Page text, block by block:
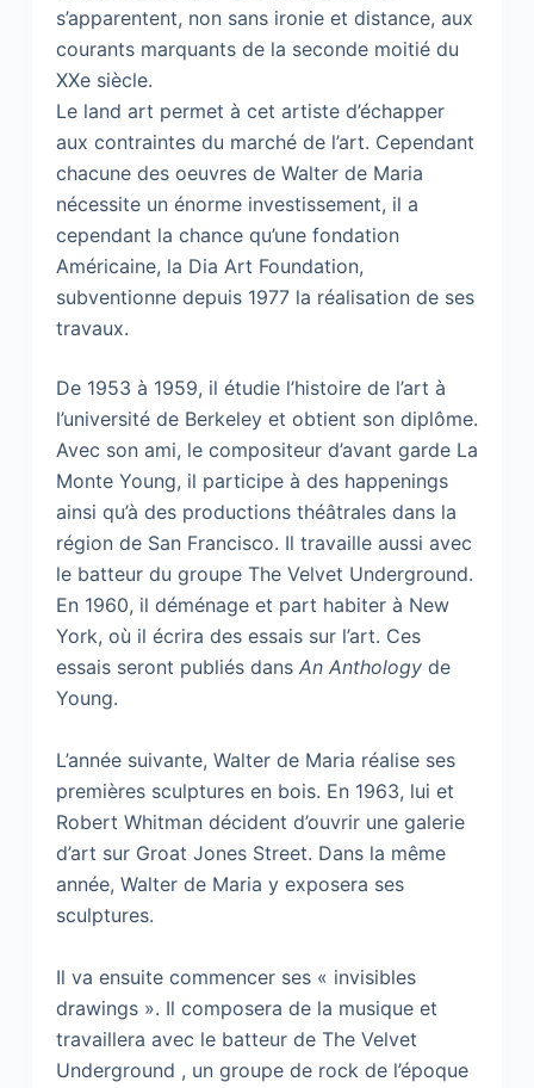
s’apparentent, non sans ironie et distance, aux
courants marquants de la seconde moitié du
XXe siècle.
Le land art permet à cet artiste d’échapper
aux contraintes du marché de l’art. Cependant
chacune des oeuvres de Walter de Maria
nécessite un énorme investissement, il a
cependant la chance qu’une fondation
Américaine, la Dia Art Foundation,
subventionne depuis 1977 la réalisation de ses
travaux.
De 1953 à 1959, il étudie l’histoire de l’art à
l’université de Berkeley et obtient son diplôme.
Avec son ami, le compositeur d’avant garde La
Monte Young, il participe à des happenings
ainsi qu’à des productions théâtrales dans la
région de San Francisco. Il travaille aussi avec
le batteur du groupe The Velvet Underground.
En 1960, il déménage et part habiter à New
York, où il écrira des essais sur l’art. Ces
essais seront publiés dans An Anthologyde
Young.
L’année suivante, Walter de Maria réalise ses
premières sculptures en bois. En 1963, lui et
Robert Whitman décident d’ouvrir une galerie
d’art sur Groat Jones Street. Dans la même
année, Walter de Maria y exposera ses
sculptures.
Il va ensuite commencer ses « invisibles
drawings ». Il composera de la musique et
travaillera avec le batteur de The Velvet
Underground , un groupe de rock de l’époque